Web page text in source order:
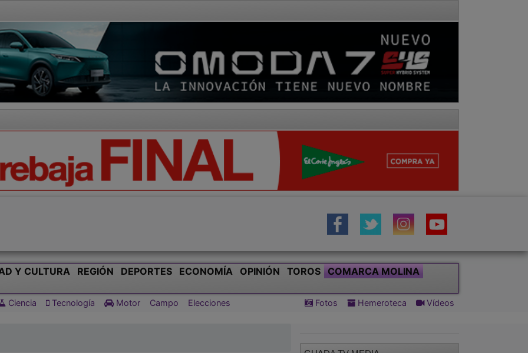
Y CULTURA REGIÓN DEPORTES ECONOMÍA OPINIÓN TOROS COMARCA MOLINA
Ciencia Tecnología Motor Campo Elecciones Fotos Hemeroteca Vídeos